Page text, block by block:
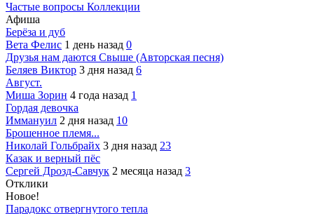
Частые вопросы Коллекции
Афиша
Берёза и дуб
Вета Фелис 1 день назад 0
Друзья нам даются Свыше (Авторская песня)
Беляев Виктор 3 дня назад 6
Август.
Миша Зорин 4 года назад 1
Гордая девочка
Иммануил 2 дня назад 10
Брошенное племя...
Николай Гольбрайх 3 дня назад 23
Казак и верный пёс
Сергей Дрозд-Савчук 2 месяца назад 3
Отклики
Новое!
Парадокс отвергнутого тепла